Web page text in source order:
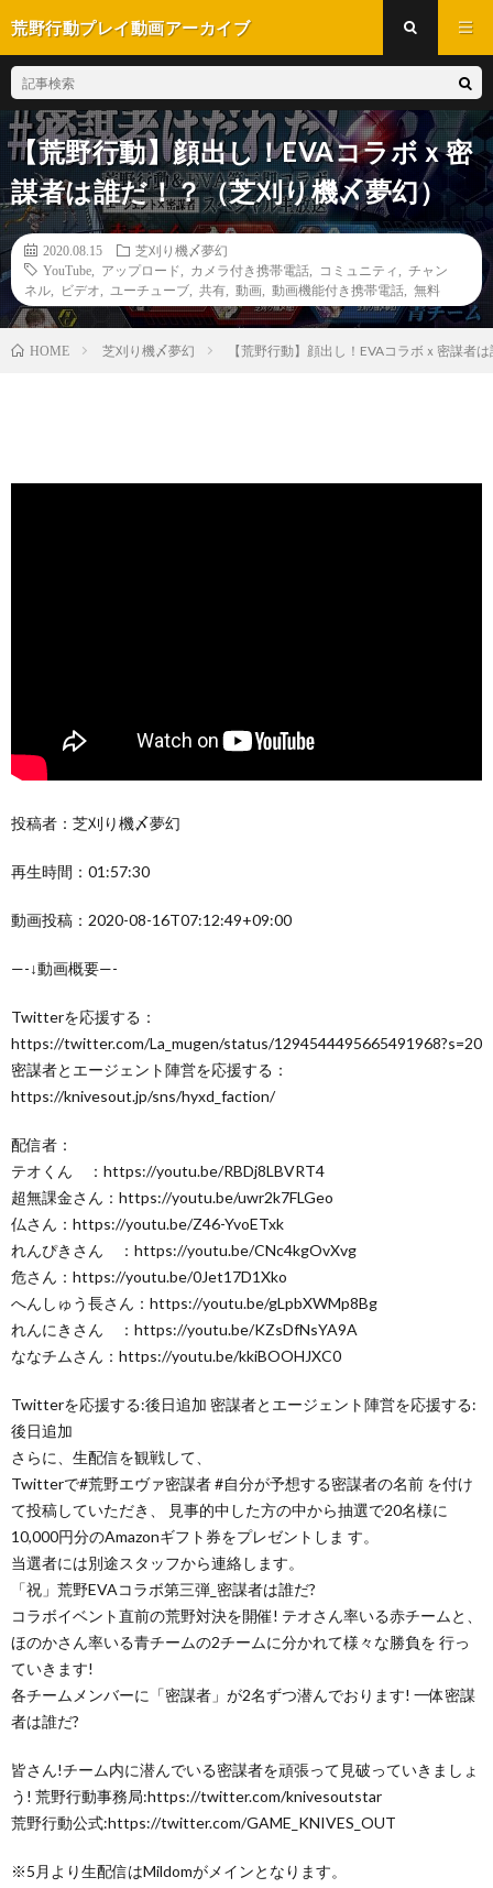
荒野行動プレイ動画アーカイブ
【荒野行動】顔出し！EVAコラボｘ密
謀者は誰だ！？（芝刈り機〆夢幻）
2020.08.15
芝刈り機〆夢幻
YouTube
アップロード カメラ付き携帯電話 コミュニティ
チャン
ネル
ビデオ ユーチューブ 共有 動画 動画機能付き携帯電話 無料
HOME 芝刈り機〆夢幻 【荒野行動】顔出し！EVAコラボｘ密謀者
投稿者：芝刈り機〆夢幻
再生時間：01:57:30
動画投稿：2020-08-16T07:12:49+09:00
—-↓動画概要—-
Twitterを応援する：
https://twitter.com/La_mugen/status/1294544495665491968?s=20
密謀者とエージェント陣営を応援する：
https://knivesout.jp/sns/hyxd_faction/
配信者：
テオくん ：https://youtu.be/RBDj8LBVRT4
超無課金さん：https://youtu.be/uwr2k7FLGeo
仏さん：https://youtu.be/Z46-YvoETxk
れんぴきさん ：https://youtu.be/CNc4kgOvXvg
危さん：https://youtu.be/0Jet17D1Xko
へんしゅう長さん：https://youtu.be/gLpbXWMp8Bg
れんにきさん ：https://youtu.be/KZsDfNsYA9A
ななチムさん：https://youtu.be/kkiBOOHJXC0
Twitterを応援する:後日追加 密謀者とエージェント陣営を応援する:​
後日追加
さらに、生配信を観戦して、
Twitterで#荒野エヴァ密謀者 #自分が予想する密謀者の名前 を付け
て投稿していただき、 見事的中した方の中から抽選で20名様に
10,000円分のAmazonギフト券をプレゼントしま す。
当選者には別途スタッフから連絡します。
「祝」荒野EVAコラボ第三弾_密謀者は誰だ?
コラボイベント直前の荒野対決を開催! テオさん率いる赤チームと、
ほのかさん率いる青チームの2チームに分かれて様々な勝負を 行っ
ていきます!
各チームメンバーに「密謀者」が2名ずつ潜んでおります! 一体密謀
者は誰だ?
皆さん!チーム内に潜んでいる密謀者を頑張って見破っていきましょ
う! 荒野行動事務局:​https://twitter.com/knivesoutstar
荒野行動公式:​https://twitter.com/GAME_KNIVES_OUT
※5月より生配信はMildomがメインとなります。